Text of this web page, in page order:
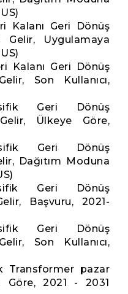
Kalanı Geri Dönüş
Gelir, Uygulamaya
Kalanı Geri Dönüş
Son Kullanıcı,
Geri Dönüş
Ülkeye Göre,
Geri Dönüş
Dağıtım Moduna
Geri Dönüş
Başvuru, 2021-
Geri Dönüş
Son Kullanıcı,
Transformer pazar
Göre, 2021 - 2031